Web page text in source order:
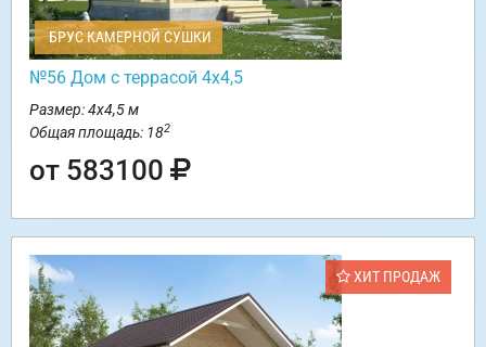
БРУС КАМЕРНОЙ СУШКИ
№56 Дом с террасой 4х4,5
Размер: 4х4,5 м
Общая площадь: 182
от 583100
ХИТ ПРОДАЖ